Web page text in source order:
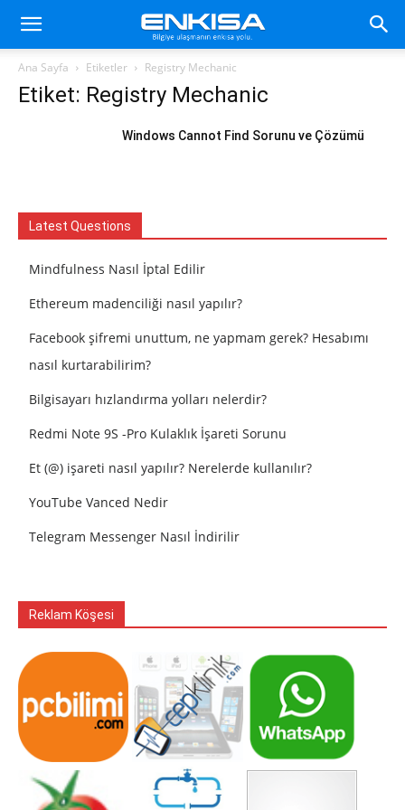
Ana Sayfa Etiketler Registry Mechanic
Etiket: Registry Mechanic
Windows Cannot Find Sorunu ve Çözümü
Latest Questions
Mindfulness Nasıl İptal Edilir
Ethereum madenciliği nasıl yapılır?
Facebook şifremi unuttum, ne yapmam gerek? Hesabımı
nasıl kurtarabilirim?
Bilgisayarı hızlandırma yolları nelerdir?
Redmi Note 9S -Pro Kulaklık İşareti Sorunu
Et (@) işareti nasıl yapılır? Nerelerde kullanılır?
YouTube Vanced Nedir
Telegram Messenger Nasıl İndirilir
Reklam Köşesi